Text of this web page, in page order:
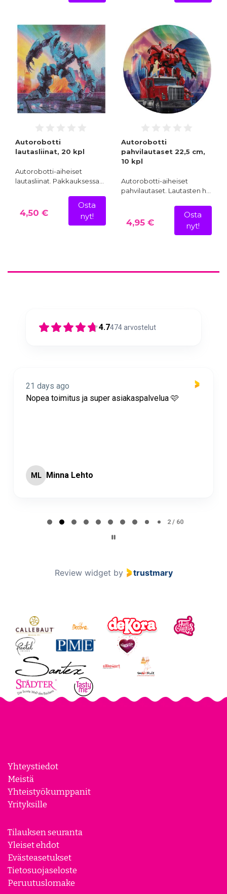
Autorobotti
lautasliinat, 20 kpl
Autorobotti-aiheiset
lautasliinat. Pakkauksessa…
4,50 €
Osta
nyt!
Autorobotti
pahvilautaset 22,5 cm,
10 kpl
Autorobotti-aiheiset
pahvilautaset. Lautasten h…
4,95 €
Osta
nyt!
4.7474arvostelut
21 days ago
Nopea toimitus ja super asiakaspalvelua 🩷
ML Minna Lehto
2 / 60
Review widget by trustmary
Yhteystiedot
Meistä
Yhteistyökumppanit
Yrityksille
Tilauksen seuranta
Yleiset ehdot
Evästeasetukset
Tietosuojaseloste
Peruutuslomake